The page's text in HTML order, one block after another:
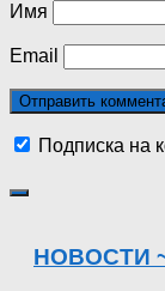
Имя
Email
Подписка на
НОВОСТИ